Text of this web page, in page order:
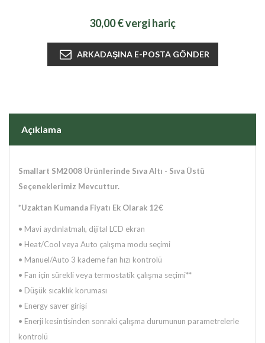
30,00 € vergi hariç
Açıklama
Smallart SM2008 Ürünlerinde Sıva Altı - Sıva Üstü
Seçeneklerimiz Mevcuttur.
*Uzaktan Kumanda Fiyatı Ek Olarak 12€
• Mavi aydınlatmalı, dijital LCD ekran
• Heat/Cool veya Auto çalışma modu seçimi
• Manuel/Auto 3 kademe fan hızı kontrolü
• Fan için sürekli veya termostatik çalışma seçimi**
• Düşük sıcaklık koruması
• Energy saver girişi
• Enerji kesintisinden sonraki çalışma durumunun parametrelerle
kontrolü